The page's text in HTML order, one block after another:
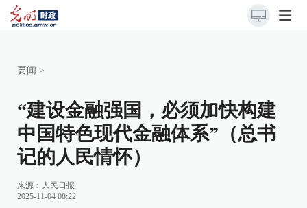
要闻 >
“建设金融强国，必须加快构建
中国特色现代金融体系”（总书
记的人民情怀）
来源： 人民日报
2025-11-04 08:22